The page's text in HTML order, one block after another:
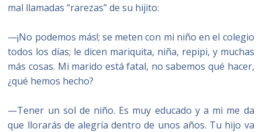
mal llamadas “rarezas” de su hijito:
—¡No podemos más!; se meten con mi niño en el colegio
todos los días; le dicen mariquita, niña, repipi, y muchas
más cosas. Mi marido está fatal, no sabemos qué hacer,
¿qué hemos hecho?
—Tener un sol de niño. Es muy educado y a mi me da
que llorarás de alegría dentro de unos años. Tu hijo va